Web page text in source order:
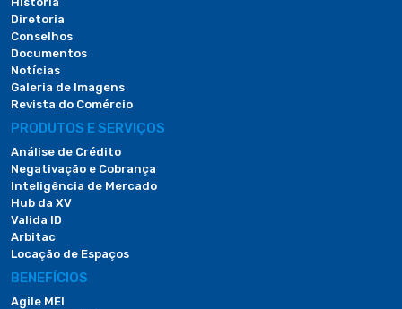
Diretoria
Conselhos
Documentos
Notícias
Galeria de Imagens
Revista do Comércio
PRODUTOS E SERVIÇOS
Análise de Crédito
Negativação e Cobrança
Inteligência de Mercado
Hub da XV
Valida ID
Arbitac
Locação de Espaços
BENEFÍCIOS
Agile MEI